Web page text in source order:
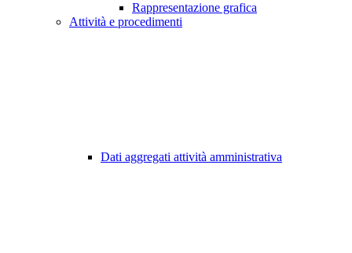
Rappresentazione grafica
Attività e procedimenti
Dati aggregati attività amministrativa